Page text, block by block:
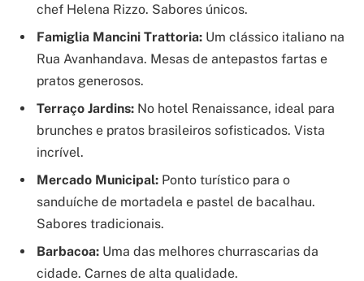
chef Helena Rizzo. Sabores únicos.
Famiglia Mancini Trattoria: Um clássico italiano na
Rua Avanhandava. Mesas de antepastos fartas e
pratos generosos.
Terraço Jardins: No hotel Renaissance, ideal para
brunches e pratos brasileiros sofisticados. Vista
incrível.
Mercado Municipal: Ponto turístico para o
sanduíche de mortadela e pastel de bacalhau.
Sabores tradicionais.
Barbacoa: Uma das melhores churrascarias da
cidade. Carnes de alta qualidade.